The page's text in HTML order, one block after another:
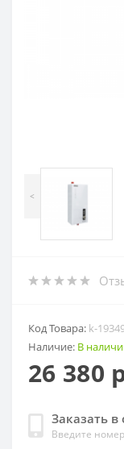
<
Код Товара: k-
Наличие: В
26 380
Заказать в
Введите